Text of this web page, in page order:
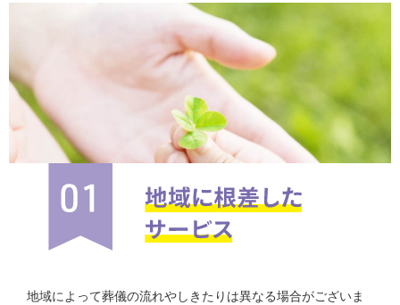
地域によって葬儀の流れやしきたりは異なる場合がございま